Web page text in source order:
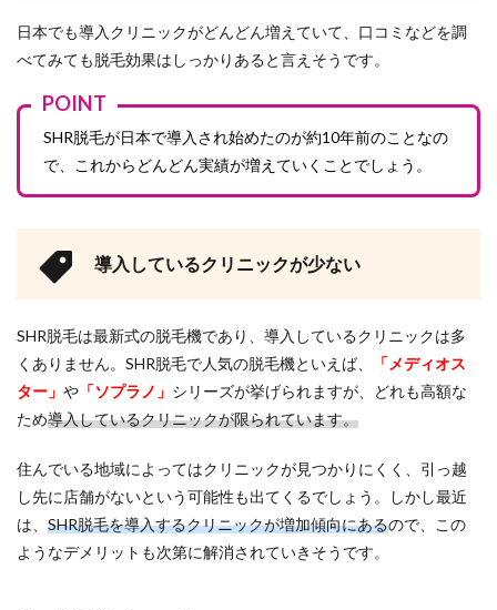
日本でも導入クリニックがどんどん増えていて、口コミなどを調
べてみても脱毛効果はしっかりあると言えそうです。
POINT
SHR脱毛が日本で導入され始めたのが約10年前のことなの
で、これからどんどん実績が増えていくことでしょう。
導入しているクリニックが少ない
SHR脱毛は最新式の脱毛機であり、導入しているクリニックは多
くありません。SHR脱毛で人気の脱毛機といえば、
「メディオス
ター」 や 「ソプラノ」 シリーズが挙げられますが、どれも高額な
ため導入しているクリニックが限られています。
住んでいる地域によってはクリニックが見つかりにくく、引っ越
し先に店舗がないという可能性も出てくるでしょう。しかし最近
は、 SHR脱毛を導入するクリニックが増加傾向にあるので、この
ようなデメリットも次第に解消されていきそうです。